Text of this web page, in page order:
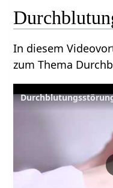
In diesem
zum Thema